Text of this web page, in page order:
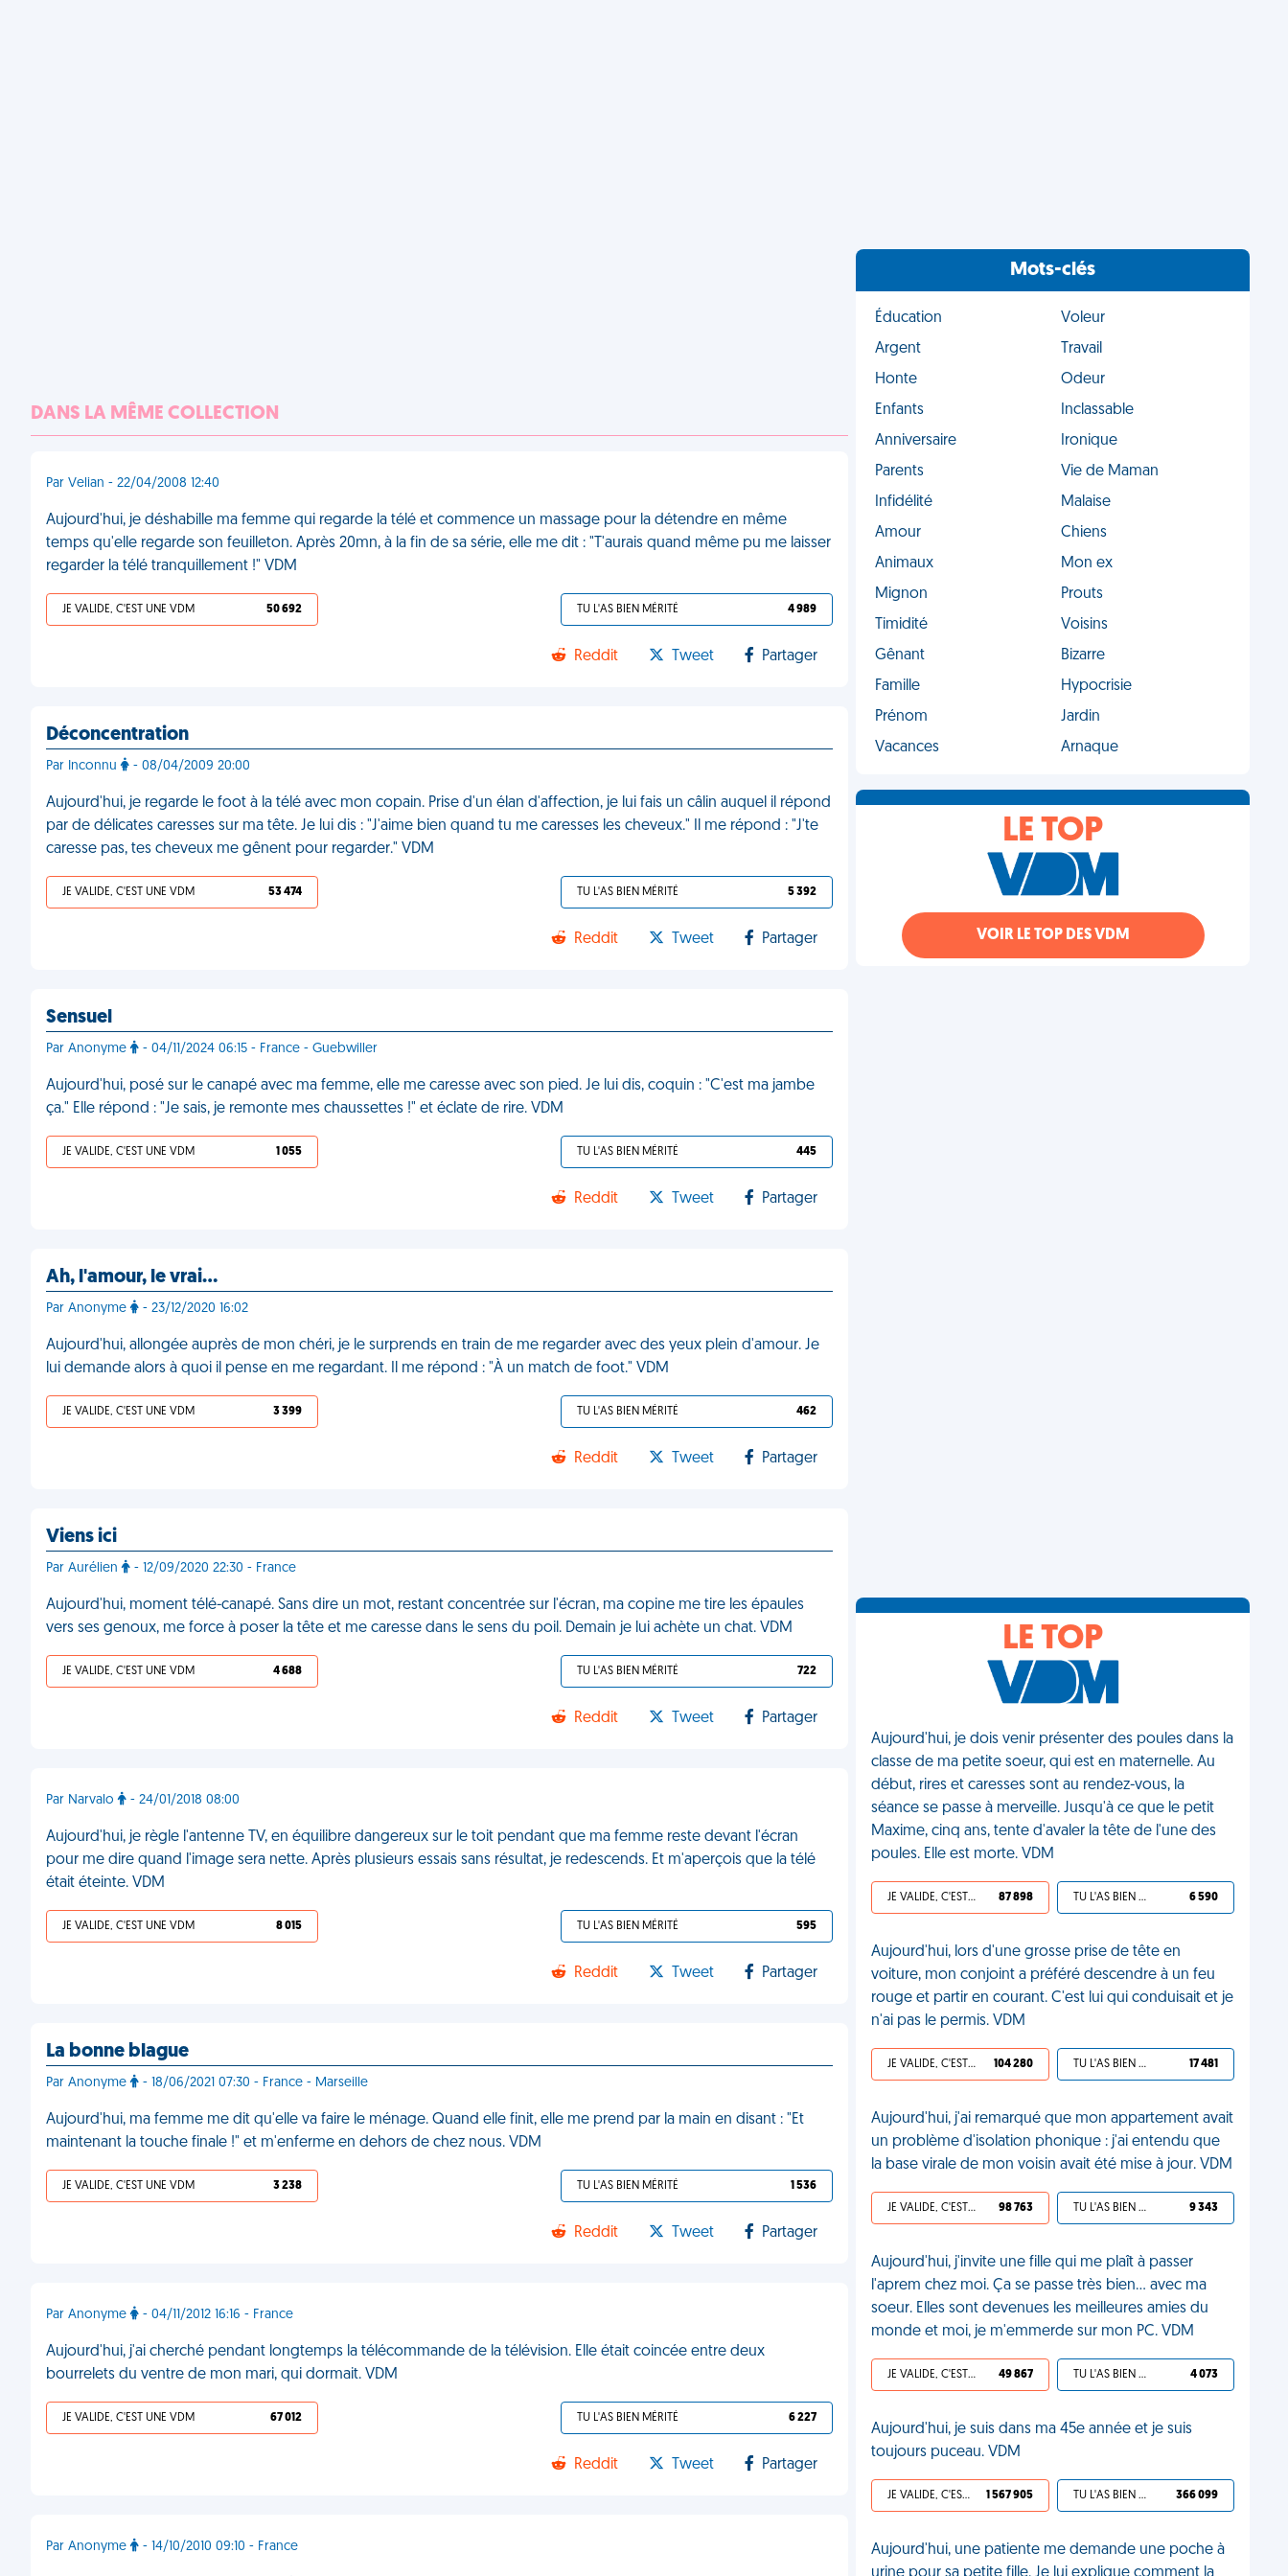
DANS LA MÊME COLLECTION
Par Velian - 22/04/2008 12:40
Aujourd'hui, je déshabille ma femme qui regarde la télé et commence un massage pour la détendre en même
temps qu'elle regarde son feuilleton. Après 20mn, à la fin de sa série, elle me dit : "T'aurais quand même pu me laisser
regarder la télé tranquillement !" VDM
JE VALIDE, C'EST UNE VDM 50 692 TU L'AS BIEN MÉRITÉ 4 989
Reddit Tweet Partager
Déconcentration
Par Inconnu - 08/04/2009 20:00
Aujourd'hui, je regarde le foot à la télé avec mon copain. Prise d'un élan d'affection, je lui fais un câlin auquel il répond
par de délicates caresses sur ma tête. Je lui dis : "J'aime bien quand tu me caresses les cheveux." Il me répond : "J'te
caresse pas, tes cheveux me gênent pour regarder." VDM
JE VALIDE, C'EST UNE VDM 53 474 TU L'AS BIEN MÉRITÉ 5 392
Reddit Tweet Partager
Sensuel
Par Anonyme - 04/11/2024 06:15 - France - Guebwiller
Aujourd'hui, posé sur le canapé avec ma femme, elle me caresse avec son pied. Je lui dis, coquin : "C'est ma jambe
ça." Elle répond : "Je sais, je remonte mes chaussettes !" et éclate de rire. VDM
JE VALIDE, C'EST UNE VDM 1 055 TU L'AS BIEN MÉRITÉ 445
Reddit Tweet Partager
Ah, l'amour, le vrai…
Par Anonyme - 23/12/2020 16:02
Aujourd'hui, allongée auprès de mon chéri, je le surprends en train de me regarder avec des yeux plein d'amour. Je
lui demande alors à quoi il pense en me regardant. Il me répond : "À un match de foot." VDM
JE VALIDE, C'EST UNE VDM 3 399 TU L'AS BIEN MÉRITÉ 462
Reddit Tweet Partager
Viens ici
Par Aurélien - 12/09/2020 22:30 - France
Aujourd'hui, moment télé-canapé. Sans dire un mot, restant concentrée sur l'écran, ma copine me tire les épaules
vers ses genoux, me force à poser la tête et me caresse dans le sens du poil. Demain je lui achète un chat. VDM
JE VALIDE, C'EST UNE VDM 4 688 TU L'AS BIEN MÉRITÉ 722
Reddit Tweet Partager
Par Narvalo - 24/01/2018 08:00
Aujourd'hui, je règle l'antenne TV, en équilibre dangereux sur le toit pendant que ma femme reste devant l'écran
pour me dire quand l'image sera nette. Après plusieurs essais sans résultat, je redescends. Et m'aperçois que la télé
était éteinte. VDM
JE VALIDE, C'EST UNE VDM 8 015 TU L'AS BIEN MÉRITÉ 595
Reddit Tweet Partager
La bonne blague
Par Anonyme - 18/06/2021 07:30 - France - Marseille
Aujourd'hui, ma femme me dit qu'elle va faire le ménage. Quand elle finit, elle me prend par la main en disant : "Et
maintenant la touche finale !" et m'enferme en dehors de chez nous. VDM
JE VALIDE, C'EST UNE VDM 3 238 TU L'AS BIEN MÉRITÉ 1 536
Reddit Tweet Partager
Par Anonyme - 04/11/2012 16:16 - France
Aujourd'hui, j'ai cherché pendant longtemps la télécommande de la télévision. Elle était coincée entre deux
bourrelets du ventre de mon mari, qui dormait. VDM
JE VALIDE, C'EST UNE VDM 67 012 TU L'AS BIEN MÉRITÉ 6 227
Reddit Tweet Partager
Par Anonyme - 14/10/2010 09:10 - France
Mots-clés
Éducation
Voleur
Argent
Travail
Honte
Odeur
Enfants
Inclassable
Anniversaire
Ironique
Parents
Vie de Maman
Infidélité
Malaise
Amour
Chiens
Animaux
Mon ex
Mignon
Prouts
Timidité
Voisins
Gênant
Bizarre
Famille
Hypocrisie
Prénom
Jardin
Vacances
Arnaque
LE TOP
VOIR LE TOP DES VDM
LE TOP
Aujourd'hui, je dois venir présenter des poules dans la
classe de ma petite soeur, qui est en maternelle. Au
début, rires et caresses sont au rendez-vous, la
séance se passe à merveille. Jusqu'à ce que le petit
Maxime, cinq ans, tente d'avaler la tête de l'une des
poules. Elle est morte. VDM
JE VALIDE, C'EST UNE VDM 87 898 TU L'AS BIEN MÉRITÉ 6 590
Aujourd'hui, lors d'une grosse prise de tête en
voiture, mon conjoint a préféré descendre à un feu
rouge et partir en courant. C'est lui qui conduisait et je
n'ai pas le permis. VDM
JE VALIDE, C'EST UNE VDM 104 280 TU L'AS BIEN MÉRITÉ 17 481
Aujourd'hui, j'ai remarqué que mon appartement avait
un problème d'isolation phonique : j'ai entendu que
la base virale de mon voisin avait été mise à jour. VDM
JE VALIDE, C'EST UNE VDM 98 763 TU L'AS BIEN MÉRITÉ 9 343
Aujourd'hui, j'invite une fille qui me plaît à passer
l'aprem chez moi. Ça se passe très bien... avec ma
soeur. Elles sont devenues les meilleures amies du
monde et moi, je m'emmerde sur mon PC. VDM
JE VALIDE, C'EST UNE VDM 49 867 TU L'AS BIEN MÉRITÉ 4 073
Aujourd'hui, je suis dans ma 45e année et je suis
toujours puceau. VDM
JE VALIDE, C'EST UNE VDM 1 567 905 TU L'AS BIEN MÉRITÉ 366 099
Aujourd'hui, une patiente me demande une poche à